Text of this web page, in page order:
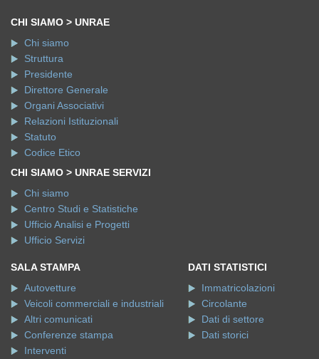
CHI SIAMO > UNRAE
Chi siamo
Struttura
Presidente
Direttore Generale
Organi Associativi
Relazioni Istituzionali
Statuto
Codice Etico
CHI SIAMO > UNRAE SERVIZI
Chi siamo
Centro Studi e Statistiche
Ufficio Analisi e Progetti
Ufficio Servizi
SALA STAMPA
Autovetture
Veicoli commerciali e industriali
Altri comunicati
Conferenze stampa
Interventi
DATI STATISTICI
Immatricolazioni
Circolante
Dati di settore
Dati storici